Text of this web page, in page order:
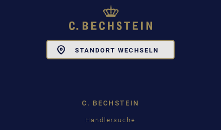
STANDORT WECHSELN
C. BECHSTEIN
Händlersuche